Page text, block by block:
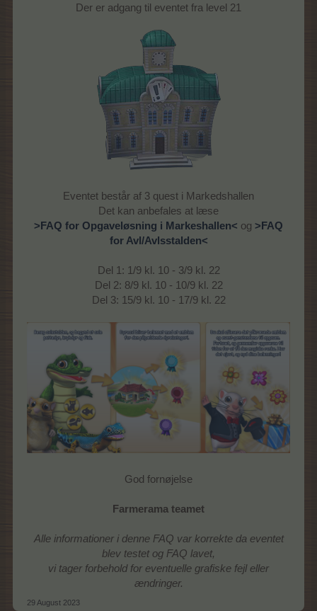
Der er adgang til eventet fra level 21
Eventet består af 3 quest i Markedshallen
Det kan anbefales at læse
>FAQ for Opgaveløsning i Markeshallen< og >FAQ
for Avl/Avlsstalden<
Del 1: 1/9 kl. 10 - 3/9 kl. 22
Del 2: 8/9 kl. 10 - 10/9 kl. 22
Del 3: 15/9 kl. 10 - 17/9 kl. 22
God fornøjelse
Farmerama teamet
Alle informationer i denne FAQ var korrekte da eventet
blev testet og FAQ lavet,
vi tager forbehold for eventuelle grafiske fejl eller
ændringer.
29 August 2023